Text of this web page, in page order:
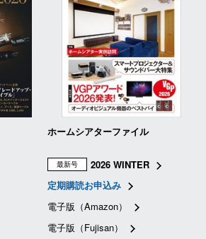
ホームシアターファイル
最新号
2026 WINTER
定期購読お申込み
電子版（Amazon）
電子版（Fujisan）